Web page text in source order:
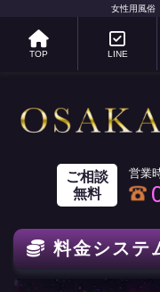
女性用風俗
TOP LINE
ご相談
無料
料金システ